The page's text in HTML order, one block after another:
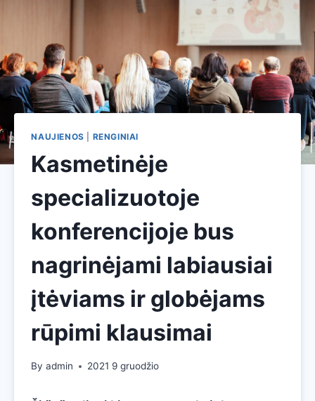
NAUJIENOS RENGINIAI
Kasmetinėje
specializuotoje
konferencijoje bus
nagrinėjami labiausiai
įtėviams ir globėjams
rūpimi klausimai
By admin 2021 9 gruodžio